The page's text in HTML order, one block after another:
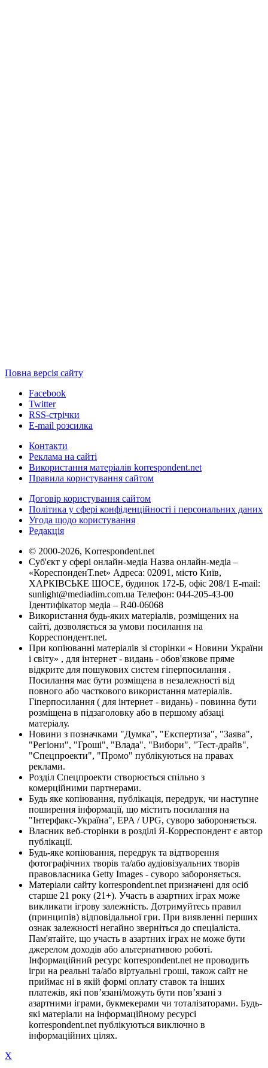
Повна версія сайту
Facebook
Twitter
RSS-стрічки
E-mail розсилка
Контакти
Реклама на сайті
Використання матеріалів korrespondent.net
Правила користування сайтом
Договір користування сайтом
Політика у сфері конфіденційності і персональних даних
Угода щодо користування
Редакція
© 2000-2026, Korrespondent.net
Суб'єкт у сфері онлайн-медіа Назва онлайн-медіа –
«КореспонденТ.net» Адреса: 02091, місто Київ,
ХАРКІВСЬКЕ ШОСЕ, будинок 172-Б, офіс 208/1 E-mail:
sunlight@mediadim.com.ua Телефон: 044-205-43-00
Ідентифікатор медіа – R40-06068
Використання будь-яких матеріалів, розміщених на
сайті, дозволяється за умови посилання на
Корреспондент.net.
При копіюванні матеріалів зі сторінки « Новини України
і світу» , для інтернет - видань - обов'язкове пряме
відкрите для пошукових систем гіперпосилання .
Посилання має бути розміщена в незалежності від
повного або часткового використання матеріалів.
Гіперпосилання ( для інтернет - видань) - повинна бути
розміщена в підзаголовку або в першому абзаці
матеріалу.
Новини з позначками "Думка", "Експертиза", "Заява",
"Регіони", "Гроші", "Влада", "Вибори", "Тест-драйв",
"Спецпроекти", "Промо" публікуються на правах
реклами.
Розділ Спецпроекти створюється спільно з
комерційними партнерами.
Будь яке копіювання, публікація, передрук, чи наступне
поширення інформації, що містить посилання на
"Інтерфакс-Україна", EPA / UPG, суворо забороняється.
Власник веб-сторінки в розділі Я-Корреспондент є автор
публікації.
Будь-яке копіювання, передрук та відтворення
фотографічних творів та/або аудіовізуальних творів
правовласника Getty Images - суворо забороняється.
Матеріали сайту korrespondent.net призначені для осіб
старше 21 року (21+). Участь в азартних іграх може
викликати ігрову залежність. Дотримуйтесь правил
(принципів) відповідальної гри. При виявленні перших
ознак залежності негайно зверніться до спеціаліста.
Пам'ятайте, що участь в азартних іграх не може бути
джерелом доходів або альтернативою роботі.
Інформаційний ресурс korrespondent.net не проводить
ігри на реальні та/або віртуальні гроші, також сайт не
приймає ні в якій формі оплату ставок та інших
платежів, які пов’язані/можуть бути пов’язані з
азартними іграми, букмекерами чи тоталізаторами. Будь-
які матеріали на інформаційному ресурсі
korrespondent.net публікуються виключно в
інформаційних цілях.
X